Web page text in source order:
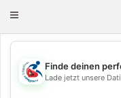
Toggle
💖
Finde deinen
Lade jetzt unsere